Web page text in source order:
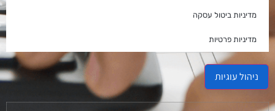
מדיניות ביטול עסקה
מדיניות פרטיות
ניהול עוגיות